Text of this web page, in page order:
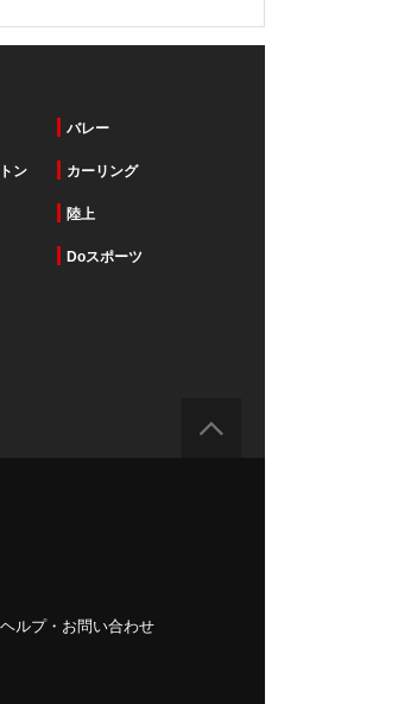
バレー
ン カーリング
陸上
Doスポーツ
ヘルプ・お問い合わせ